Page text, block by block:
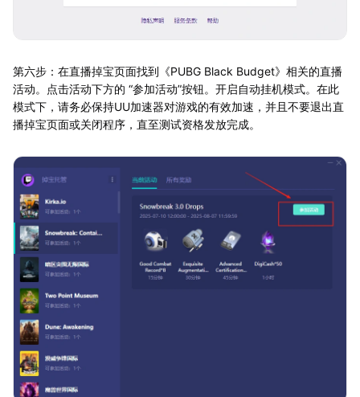
第六步：在直播掉宝页面找到《PUBG Black Budget》相关的直播
活动。点击活动下方的 “参加活动”按钮。开启自动挂机模式。在此
模式下，请务必保持UU加速器对游戏的有效加速，并且不要退出直
播掉宝页面或关闭程序，直至测试资格发放完成。